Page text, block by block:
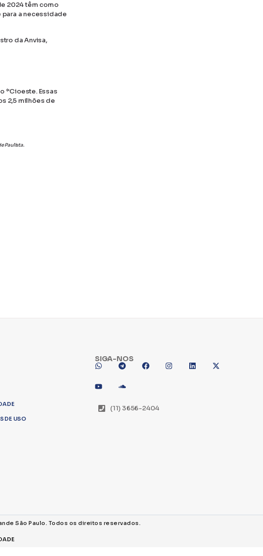
2024 têm como
para a necessidade
da Anvisa,
*Cioeste. Essas
2,5 milhões de
Paulista.
DE USO
SIGA-NOS
(11) 3656-2404
São Paulo. Todos os direitos reservados.